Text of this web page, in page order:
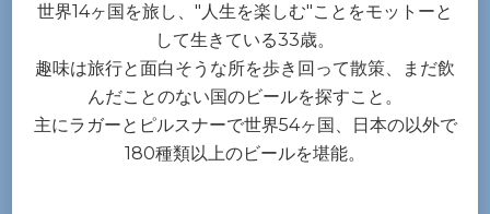
世界14ヶ国を旅し、"人生を楽しむ"ことをモットーと
して生きている33歳。
趣味は旅行と面白そうな所を歩き回って散策、まだ飲
んだことのない国のビールを探すこと。
主にラガーとピルスナーで世界54ヶ国、日本の以外で
180種類以上のビールを堪能。